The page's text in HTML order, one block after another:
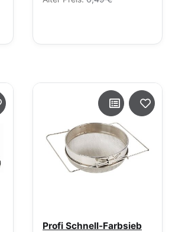
Profi Schnell-Farbsieb